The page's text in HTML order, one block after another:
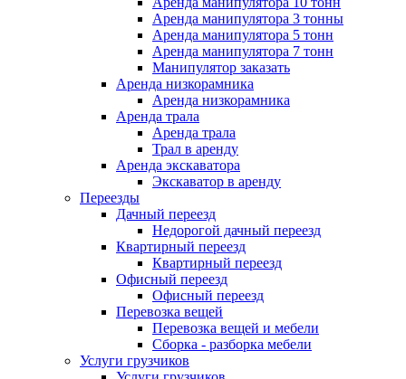
Аренда манипулятора 3 тонны
Аренда манипулятора 5 тонн
Аренда манипулятора 7 тонн
Манипулятор заказать
Аренда низкорамника
Аренда низкорамника
Аренда трала
Аренда трала
Трал в аренду
Аренда экскаватора
Экскаватор в аренду
Переезды
Дачный переезд
Недорогой дачный переезд
Квартирный переезд
Квартирный переезд
Офисный переезд
Офисный переезд
Перевозка вещей
Перевозка вещей и мебели
Сборка - разборка мебели
Услуги грузчиков